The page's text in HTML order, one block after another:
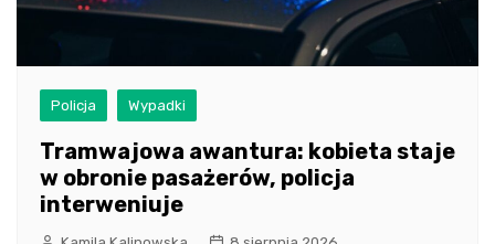
Policja Wypadki
Tramwajowa awantura: kobieta staje
w obronie pasażerów, policja
interweniuje